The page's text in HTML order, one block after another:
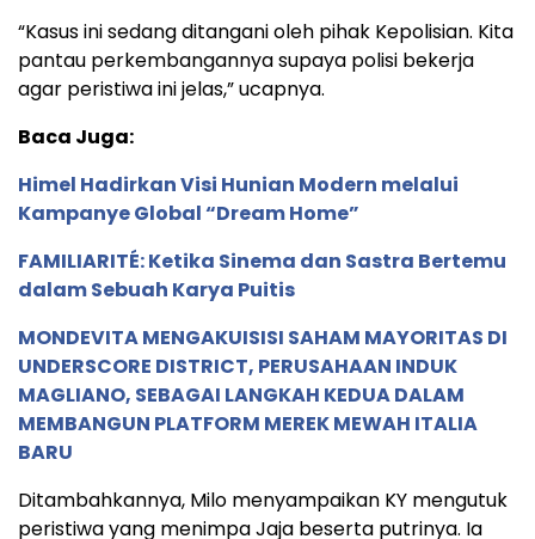
“Kasus ini sedang ditangani oleh pihak Kepolisian. Kita
pantau perkembangannya supaya polisi bekerja
agar peristiwa ini jelas,” ucapnya.
Baca Juga:
Himel Hadirkan Visi Hunian Modern melalui
Kampanye Global “Dream Home”
FAMILIARITÉ: Ketika Sinema dan Sastra Bertemu
dalam Sebuah Karya Puitis
MONDEVITA MENGAKUISISI SAHAM MAYORITAS DI
UNDERSCORE DISTRICT, PERUSAHAAN INDUK
MAGLIANO, SEBAGAI LANGKAH KEDUA DALAM
MEMBANGUN PLATFORM MEREK MEWAH ITALIA
BARU
Ditambahkannya, Milo menyampaikan KY mengutuk
peristiwa yang menimpa Jaja beserta putrinya. Ia